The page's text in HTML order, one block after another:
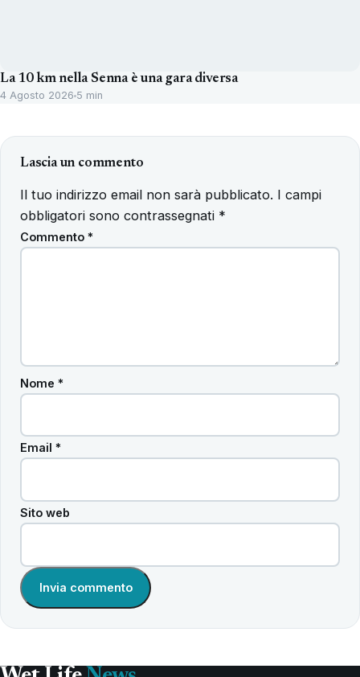
La 10 km nella Senna è una gara diversa
4 Agosto 2026 5 min
Lascia un commento
Il tuo indirizzo email non sarà pubblicato. I campi
obbligatori sono contrassegnati *
Commento *
Nome *
Email *
Sito web